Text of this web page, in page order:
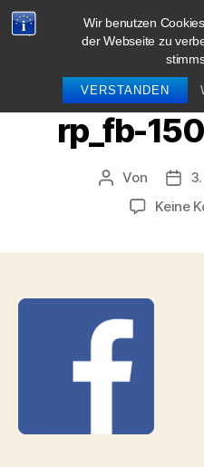
Wir benutzen
der Webseite zu
VERSTANDEN
blog.sag-
rp_fb-
Beitragsautor
Von
Keine